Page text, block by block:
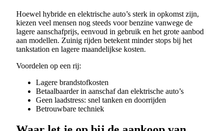
Hoewel hybride en elektrische auto’s sterk in opkomst zijn,
kiezen veel mensen nog steeds voor benzine vanwege de
lagere aanschafprijs, eenvoud in gebruik en het grote aanbod
aan modellen. Zuinig rijden betekent minder stops bij het
tankstation en lagere maandelijkse kosten.
Voordelen op een rij:
Lagere brandstofkosten
Betaalbaarder in aanschaf dan elektrische auto’s
Geen laadstress: snel tanken en doorrijden
Betrouwbare techniek